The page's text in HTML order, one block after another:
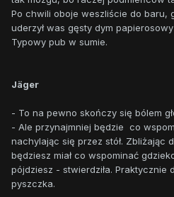
Po chwili oboje weszliście do baru,
uderzył was gęsty dym
Typowy pub w sumie.
Jäger
- To na pewno skończy się bólem
- Ale przynajmniej będzie co
nachylając się przez stół. Zbliżając
będziesz miał co wspominać
pójdziesz - stwierdziła. Praktycznie
pyszczka.